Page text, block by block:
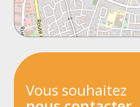
Vous souhaitez